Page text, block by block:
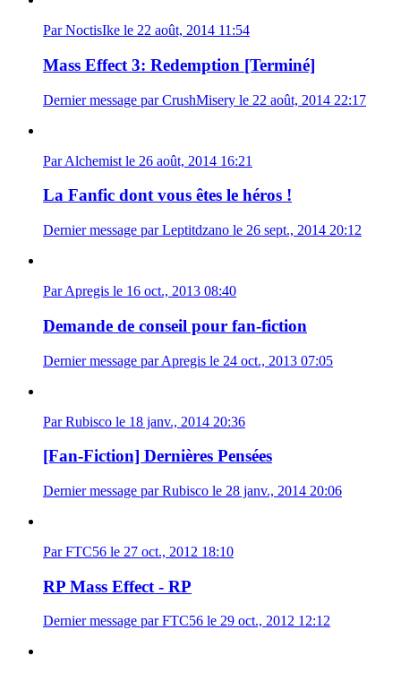
Par NoctisIke le 22 août, 2014 11:54
Mass Effect 3: Redemption [Terminé]
Dernier message par CrushMisery le 22 août, 2014 22:17
Par Alchemist le 26 août, 2014 16:21
La Fanfic dont vous êtes le héros !
Dernier message par Leptitdzano le 26 sept., 2014 20:12
Par Apregis le 16 oct., 2013 08:40
Demande de conseil pour fan-fiction
Dernier message par Apregis le 24 oct., 2013 07:05
Par Rubisco le 18 janv., 2014 20:36
[Fan-Fiction] Dernières Pensées
Dernier message par Rubisco le 28 janv., 2014 20:06
Par FTC56 le 27 oct., 2012 18:10
RP Mass Effect - RP
Dernier message par FTC56 le 29 oct., 2012 12:12